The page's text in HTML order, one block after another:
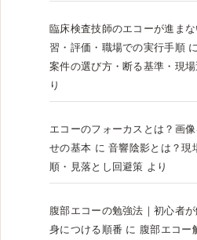
臨床検査技師のエコーが進ま
習・評価・職場での実行手順に
案件の選び方・断る基準・現
り
エコーのフォーカスとは？画
せの基本 に音響陰影とは？現
順・見落とし回避策 より
腹部エコーの勉強法｜初心者
身につける順番 に 腹部エコー